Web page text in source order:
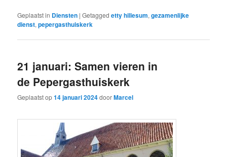
Geplaatst in Diensten |Getagged etty hillesum,gezamenlijke
dienst,pepergasthuiskerk
21 januari: Samen vieren in
de Pepergasthuiskerk
Geplaatst op14 januari 2024doorMarcel